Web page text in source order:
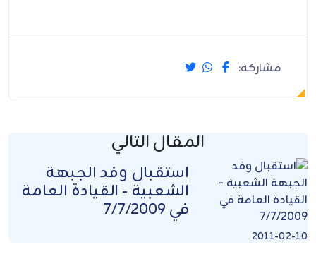
مشاركة:
المقال التالي
استقبال وفد الجبهة
الشعبية - القيادة العامة
في 7/7/2009
2011-02-10